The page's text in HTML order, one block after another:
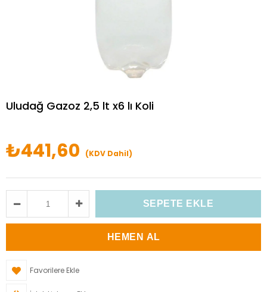
Uludağ Gazoz 2,5 lt x6 lı Koli
₺441,60 (KDV Dahil)
Favorilere Ekle